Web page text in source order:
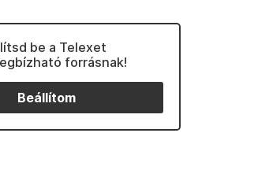
be a Telexet
forrásnak!
Beállítom